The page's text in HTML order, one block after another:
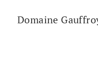
Domaine